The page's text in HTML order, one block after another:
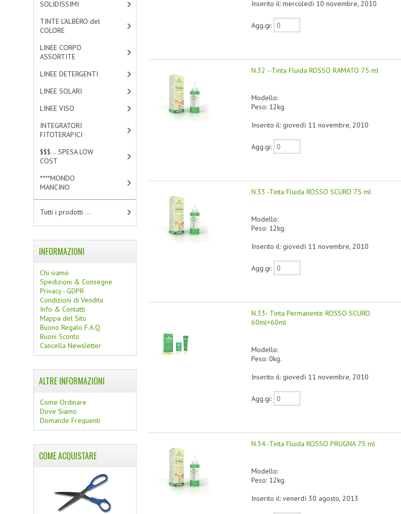
Inserito il: mercoledì 10 novembre, 2010
Agg.gi:
N.32 --Tinta Fluida ROSSO RAMATO 75 ml
Modello:
Peso: 12kg.
Inserito il: giovedì 11 novembre, 2010
Agg.gi:
N.33 -Tinta Fluida ROSSO SCURO 75 ml
Modello:
Peso: 12kg.
Inserito il: giovedì 11 novembre, 2010
Agg.gi:
N.33- Tinta Permanente ROSSO SCURO
60ml+60ml
Modello:
Peso: 0kg.
Inserito il: giovedì 11 novembre, 2010
Agg.gi:
N.34 -Tinta Fluida ROSSO PRUGNA 75 ml
Modello:
Peso: 12kg.
Inserito il: venerdì 30 agosto, 2013
SOLIDISSIMI
TINTE L’ALBERO del
COLORE
LINEE CORPO
ASSORTITE
LINEE DETERGENTI
LINEE SOLARI
LINEE VISO
INTEGRATORI
FITOTERAPICI
$$$....SPESA LOW
COST
****MONDO
MANCINO
Tutti i prodotti ...
INFORMAZIONI
Chi siamo
Spedizioni & Consegne
Privacy - GDPR
Condizioni di Vendita
Info & Contatti
Mappa del Sito
Buono Regalo F.A.Q.
Buoni Sconto
Cancella Newsletter
ALTRE INFORMAZIONI
Come Ordinare
Dove Siamo
Domande Frequenti
COME ACQUISTARE